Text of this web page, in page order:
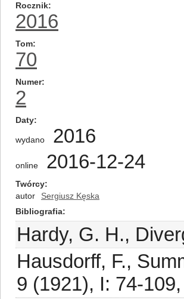
Rocznik
2016
Tom
70
Numer
2
Daty
wydano 2016
online 2016-12-24
Twórcy
autor
Sergiusz Kęska
Bibliografia
Hardy, G. H.,
Hausdorff, F.,
9 (1921), I: 74-